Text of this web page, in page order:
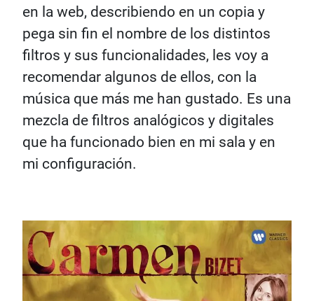
en la web, describiendo en un copia y
pega sin fin el nombre de los distintos
filtros y sus funcionalidades, les voy a
recomendar algunos de ellos, con la
música que más me han gustado. Es una
mezcla de filtros analógicos y digitales
que ha funcionado bien en mi sala y en
mi configuración.